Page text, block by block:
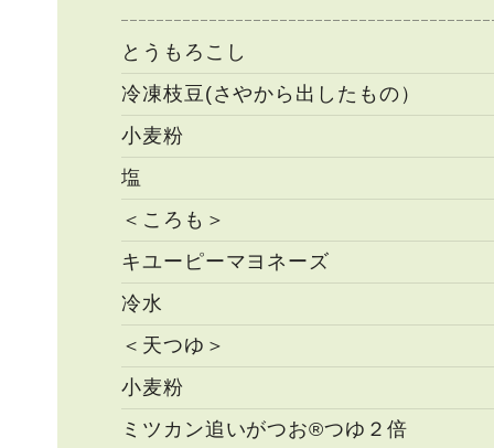
とうもろこし
冷凍枝豆(さやから出したもの）
小麦粉
塩
＜ころも＞
キユーピーマヨネーズ
冷水
＜天つゆ＞
小麦粉
ミツカン追いがつお®つゆ２倍